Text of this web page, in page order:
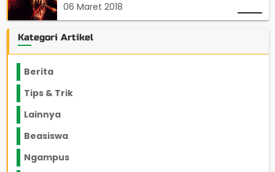
06 Maret 2018
Kategori Artikel
Berita
Tips & Trik
Lainnya
Beasiswa
Ngampus